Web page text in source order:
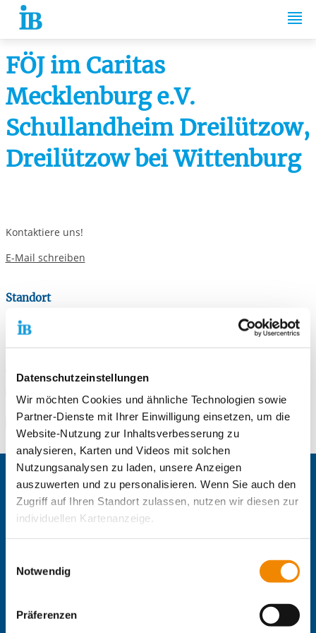
Datenschutzeinstellungen
Wir möchten Cookies und ähnliche Technologien sowie
Partner-Dienste mit Ihrer Einwilligung einsetzen, um die
Website-Nutzung zur Inhaltsverbesserung zu
analysieren, Karten und Videos mit solchen
Nutzungsanalysen zu laden, unsere Anzeigen
auszuwerten und zu personalisieren. Wenn Sie auch den
Zugriff auf Ihren Standort zulassen, nutzen wir diesen zur
individuellen Kartenanzeige.
unsere Partner Daten wie Ihre IP-Adresse und
verarbeiten diese zusammen mit Daten von anderen
Websites. Die Partner erkennen mitunter auch, wenn Sie
zum Website-Besuch verschiedene Geräte verwenden,
Notwendig
Präferenzen
Springe zum Inhalt
FÖJ im Caritas
Mecklenburg e.V.
Schullandheim Dreilützow,
Dreilützow bei Wittenburg
Kontaktiere uns!
E-Mail schreiben
Standort
Freiwilligendienste Mecklenburg-Vorpommern Büro Schwerin
Dr.-Külz-Straße 20
19053 Schwerin
Telefonnummer
0385 207405-15
Zum Standort
Zentrale IB-Websites:
Der Internationaler Bund e.V.
Die Internationale Arbeit des IB
IB Personalentwicklung
IB Tageseinrichtungen für Kinder